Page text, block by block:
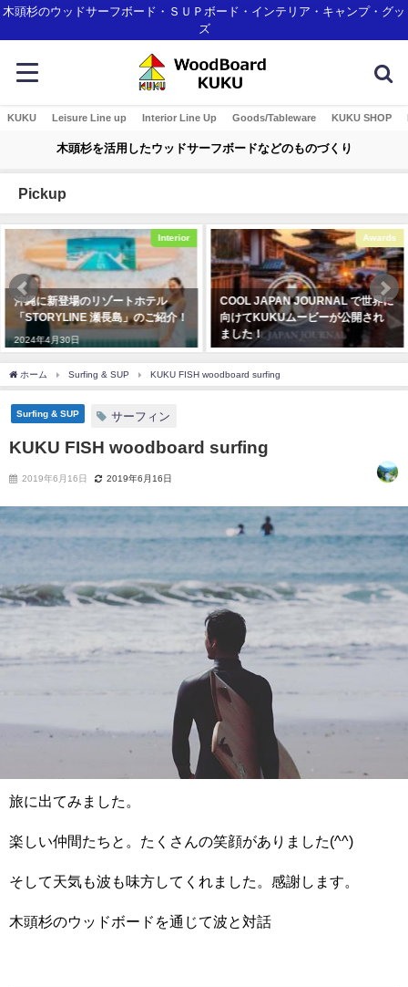
木頭杉のウッドサーフボード・ＳＵＰボード・インテリア・キャンプ・グッ
ズ
KUKU Leisure Line up Interior Line Up Goods/Tableware KUKU SHOP
木頭杉を活用したウッドサーフボードなどのものづくり
Pickup
Interior
登場のリゾートホテル
瀬長島」のご紹介！
30日
Awards
COOL JAPAN JOURNAL で世界に
向けてKUKUムービーが公開され
ました！
KUKU
2019年
ホーム Surfing & SUP KUKU FISH woodboard surfing
Surfing & SUP サーフィン
KUKU FISH woodboard surfing
2019年6月16日 2019年6月16日
旅に出てみました。
楽しい仲間たちと。たくさんの笑顔がありました(^^)
そして天気も波も味方してくれました。感謝します。
木頭杉のウッドボードを通じて波と対話